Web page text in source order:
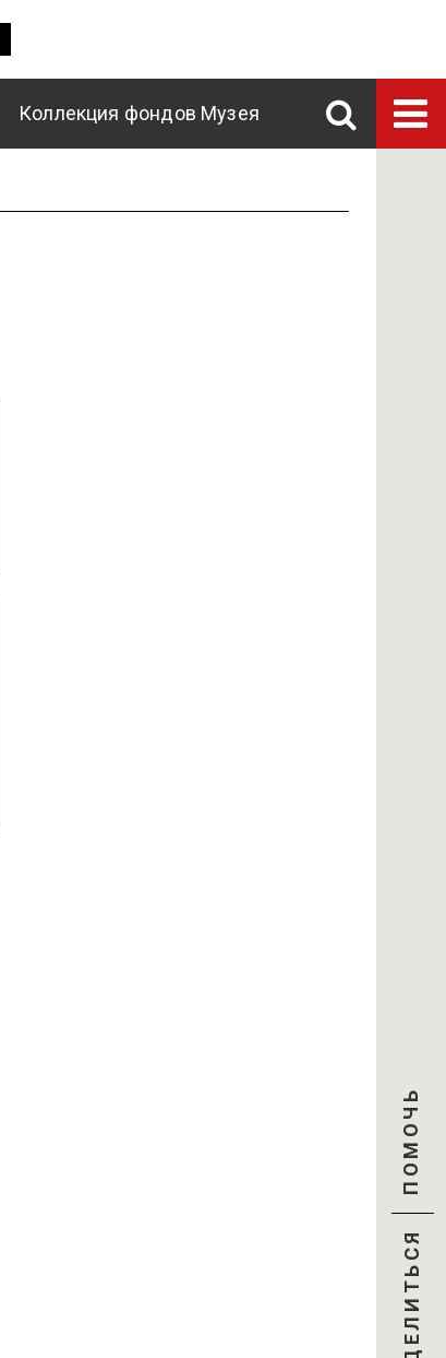
Коллекция фондов Музея
ПОМОЧЬ
ПОДЕЛИТЬСЯ